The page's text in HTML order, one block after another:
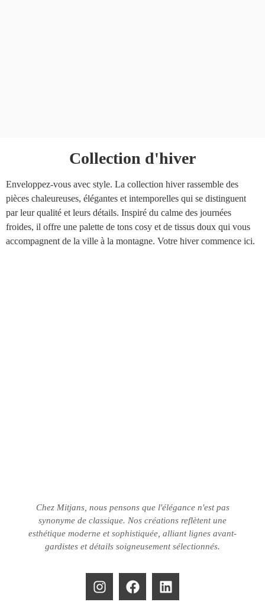
Collection d'hiver
Enveloppez-vous avec style. La collection hiver rassemble des
pièces chaleureuses, élégantes et intemporelles qui se distinguent
par leur qualité et leurs détails. Inspiré du calme des journées
froides, il offre une palette de tons cosy et de tissus doux qui vous
accompagnent de la ville à la montagne. Votre hiver commence ici.
Chez Mitjans, nous pensons que l'élégance n'est pas
synonyme de classique. Nos créations reflètent une
esthétique moderne et sophistiquée, alliant lignes avant-
gardistes et détails soigneusement sélectionnés.